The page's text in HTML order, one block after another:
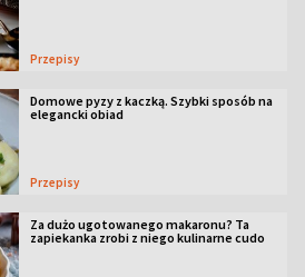
Przepisy
Domowe pyzy z kaczką. Szybki sposób na
elegancki obiad
Przepisy
Za dużo ugotowanego makaronu? Ta
zapiekanka zrobi z niego kulinarne cudo